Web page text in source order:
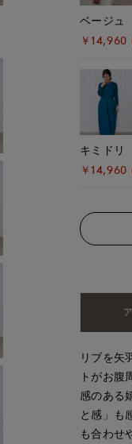
ベージュ
￥14,960
キミドリ
￥14,960
リブを矢
トがお腹
感のある
と感」も
も合わせ